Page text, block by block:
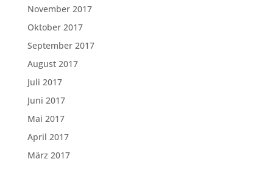
November 2017
Oktober 2017
September 2017
August 2017
Juli 2017
Juni 2017
Mai 2017
April 2017
März 2017